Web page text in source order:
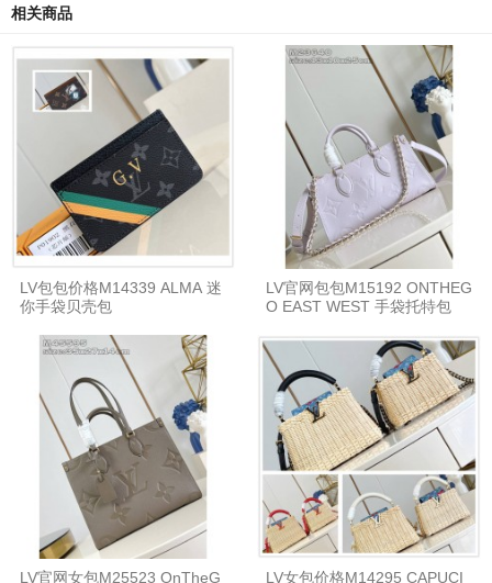
相关商品
LV包包价格M14339 ALMA 迷
你手袋贝壳包
LV官网包包M15192 ONTHEG
O EAST WEST 手袋托特包
LV官网女包M25523 OnTheG
LV女包价格M14295 CAPUCI